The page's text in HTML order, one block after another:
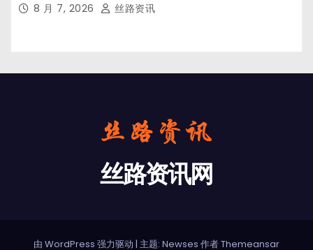
8 月 7, 2026 丝路资讯
丝路资讯网
由 WordPress 强力驱动 | 主题: Newses 作者Themeansar